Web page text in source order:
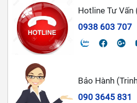
Hotline Tư Vấn
0938 603 707
Bảo Hành
090 3645 831